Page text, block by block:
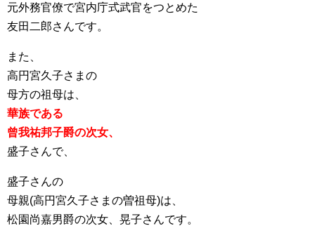
元外務官僚で宮内庁式武官をつとめた
友田二郎さんです。
また、
高円宮久子さまの
母方の祖母は、
華族である
曾我祐邦子爵の次女、
盛子さんで、
盛子さんの
母親(高円宮久子さまの曽祖母)は、
松園尚嘉男爵の次女、晃子さんです。